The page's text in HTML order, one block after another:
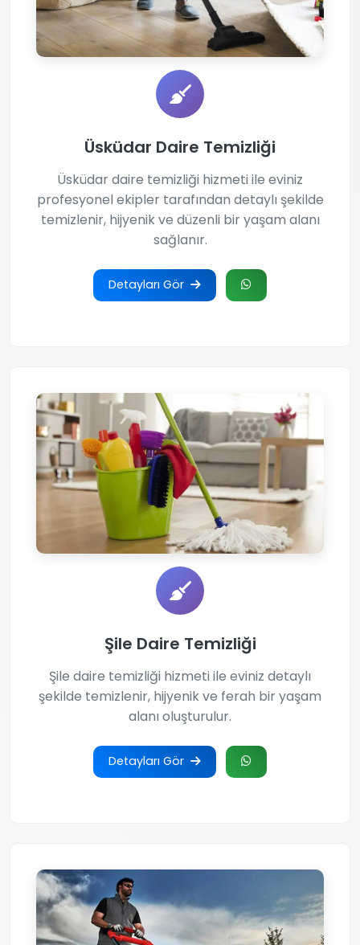
Üsküdar Daire Temizliği
Üsküdar daire temizliği hizmeti ile eviniz
profesyonel ekipler tarafından detaylı şekilde
temizlenir, hijyenik ve düzenli bir yaşam alanı
sağlanır.
Detayları Gör
Şile Daire Temizliği
Şile daire temizliği hizmeti ile eviniz detaylı
şekilde temizlenir, hijyenik ve ferah bir yaşam
alanı oluşturulur.
Detayları Gör